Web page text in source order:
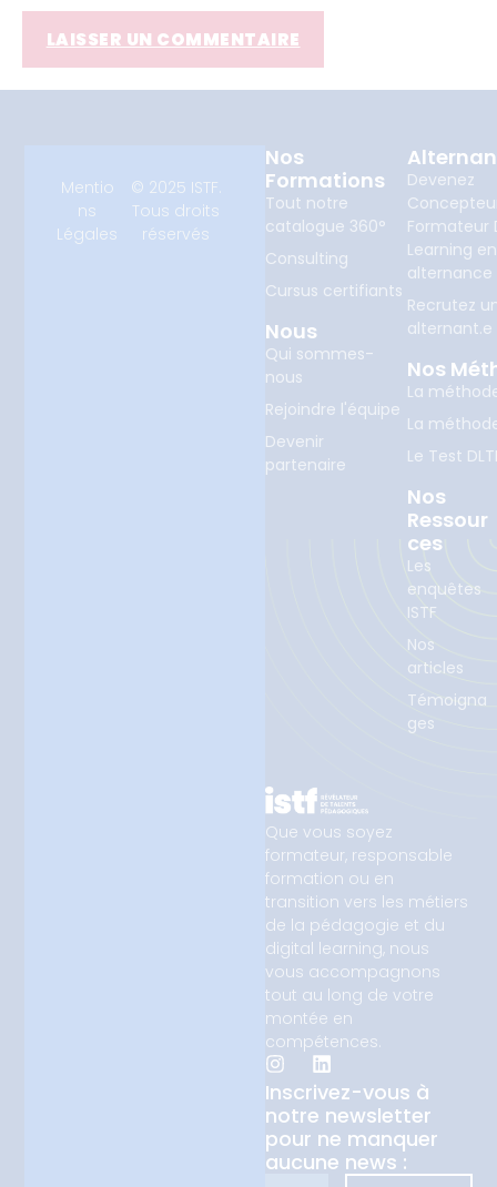
Que vous soyez
formateur, responsable
formation ou en
transition vers les métiers
de la pédagogie et du
digital learning, nous
vous accompagnons
tout au long de votre
montée en
compétences.
Inscrivez-vous à
notre newsletter
pour ne manquer
aucune news :
Nos
Formations
Tout notre
catalogue 360°
Consulting
Cursus certifiants
Nous
Qui sommes-
nous
Rejoindre l'équipe
Devenir
partenaire
Devenez
Formateur
Learning en
alternance
Recrutez
alternant.e
Nos
La
La
Le Test
Nos
Ressour
Ces
Les
enquêtes
ISTF
Nos
articles
Témoigna
ges
Mentio
ns
Légales
© 2025 ISTF.
Tous droits
réservés